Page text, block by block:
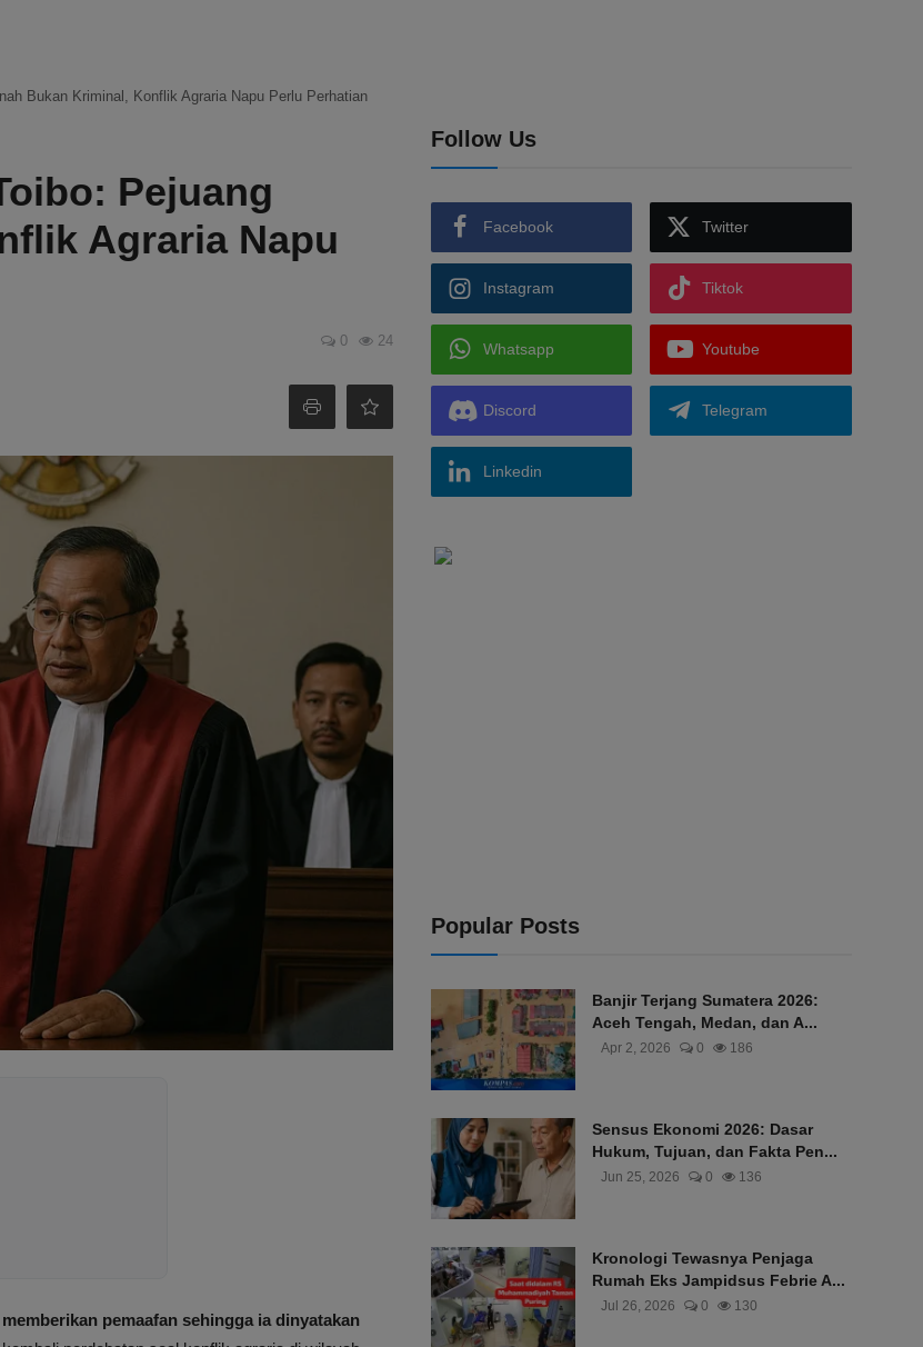
Bukan Kriminal, Konflik Agraria Napu Perlu Perhatian
Pejuang
Agraria Napu
0 24
pemaafan sehingga ia dinyatakan
Follow Us
Facebook Twitter
Instagram Tiktok
Whatsapp Youtube
Discord Telegram
Linkedin
Popular Posts
Banjir Terjang Sumatera 2026:
Aceh Tengah, Medan, dan A...
Apr 2, 2026 0 186
Sensus Ekonomi 2026: Dasar
Hukum, Tujuan, dan Fakta Pen...
Jun 25, 2026 0 136
Kronologi Tewasnya Penjaga
Rumah Eks Jampidsus Febrie A...
Jul 26, 2026 0 130